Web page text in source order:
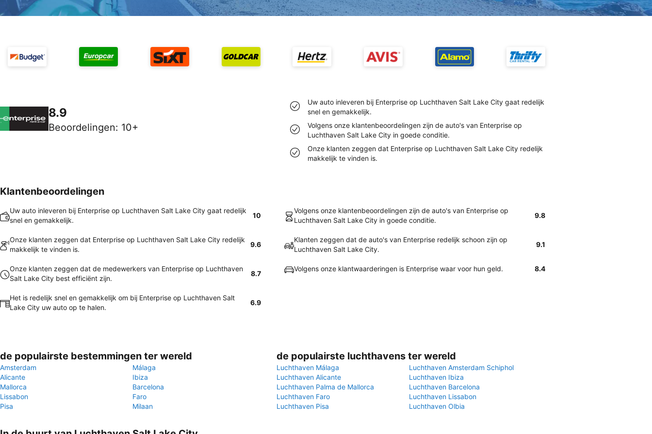
8.9
Beoordelingen: 10+
Uw auto inleveren bij Enterprise op Luchthaven Salt Lake City gaat redelijk
snel en gemakkelijk.
Volgens onze klantenbeoordelingen zijn de auto's van Enterprise op
Luchthaven Salt Lake City in goede conditie.
Onze klanten zeggen dat Enterprise op Luchthaven Salt Lake City redelijk
makkelijk te vinden is.
Klantenbeoordelingen
Uw auto inleveren bij Enterprise op Luchthaven Salt Lake City gaat redelijk
snel en gemakkelijk.
10
Volgens onze klantenbeoordelingen zijn de auto's van Enterprise op
Luchthaven Salt Lake City in goede conditie.
9.8
Onze klanten zeggen dat Enterprise op Luchthaven Salt Lake City redelijk
makkelijk te vinden is.
9.6
Klanten zeggen dat de auto's van Enterprise redelijk schoon zijn op
Luchthaven Salt Lake City.
9.1
Onze klanten zeggen dat de medewerkers van Enterprise op Luchthaven
Salt Lake City best efficiënt zijn.
8.7
Volgens onze klantwaarderingen is Enterprise waar voor hun geld. 8.4
Het is redelijk snel en gemakkelijk om bij Enterprise op Luchthaven Salt
Lake City uw auto op te halen.
6.9
de populairste bestemmingen ter wereld
Amsterdam
Málaga
Alicante
Ibiza
Mallorca
Barcelona
Lissabon
Faro
Pisa
Milaan
de populairste luchthavens ter wereld
Luchthaven Málaga
Luchthaven Amsterdam Schiphol
Luchthaven Alicante
Luchthaven Ibiza
Luchthaven Palma de Mallorca
Luchthaven Barcelona
Luchthaven Faro
Luchthaven Lissabon
Luchthaven Pisa
Luchthaven Olbia